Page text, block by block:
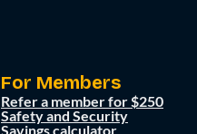
For Members
Refer a member for $250
Safety and Security
Savings calculator